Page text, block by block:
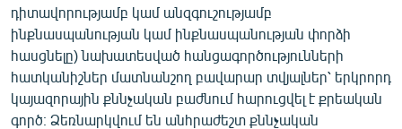
դիտավորությամբ կամ անզգուշությամբ
ինքնասպանության կամ ինքնասպանության փորձի
հասցնելը) նախատեսված հանցագործությունների
հատկանիշներ մատնանշող բավարար տվյալներ՝ երկրորդ
կայազորային քննչական բաժնում հարուցվել է քրեական
գործ։ Ձեռնարկվում են անհրաժեշտ քննչական